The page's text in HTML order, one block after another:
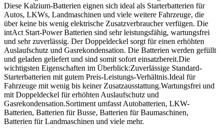
Diese Kalzium-Batterien eignen sich ideal als Starterbatterien für
Autos, LKWs, Landmaschinen und viele weitere Fahrzeuge, die
über keine bis wenig elektrische Zusatzverbraucher verfügen. Die
intAct Start-Power Batterien sind sehr leistungsfähig, wartungsfrei
und sehr zuverlässig. Der Doppeldeckel sorgt für einen erhöhten
Auslaufschutz und Gasrekondensation. Die Batterien werden gefüllt
und geladen geliefert und sind somit sofort einsatzbereit.Die
wichtigsten Eigenschaften im Überblick:Zuverlässige Standard-
Starterbatterien mit gutem Preis-Leistungs-Verhältnis.Ideal für
Fahrzeuge mit wenig bis keiner Zusatzausstattung.Wartungsfrei und
mit Doppeldeckel für erhöhten Auslaufschutz und
Gasrekondensation.Sortiment umfasst Autobatterien, LKW-
Batterien, Batterien für Busse, Batterien für Baumaschinen,
Batterien für Landmaschinen und viele mehr.